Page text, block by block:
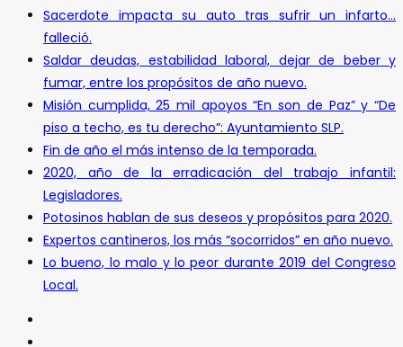
Sacerdote impacta su auto tras sufrir un infarto…
falleció.
Saldar deudas, estabilidad laboral, dejar de beber y
fumar, entre los propósitos de año nuevo.
Misión cumplida, 25 mil apoyos “En son de Paz” y “De
piso a techo, es tu derecho”: Ayuntamiento SLP.
Fin de año el más intenso de la temporada.
2020, año de la erradicación del trabajo infantil:
Legisladores.
Potosinos hablan de sus deseos y propósitos para 2020.
Expertos cantineros, los más “socorridos” en año nuevo.
Lo bueno, lo malo y lo peor durante 2019 del Congreso
Local.